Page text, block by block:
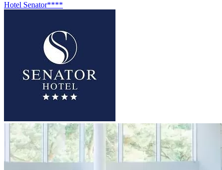
Hotel Senator****